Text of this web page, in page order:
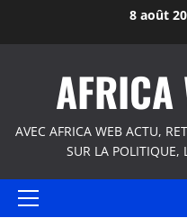
8 août
AFRICA
AVEC AFRICA WEB ACTU,
SUR LA POLITIQUE,
Menu